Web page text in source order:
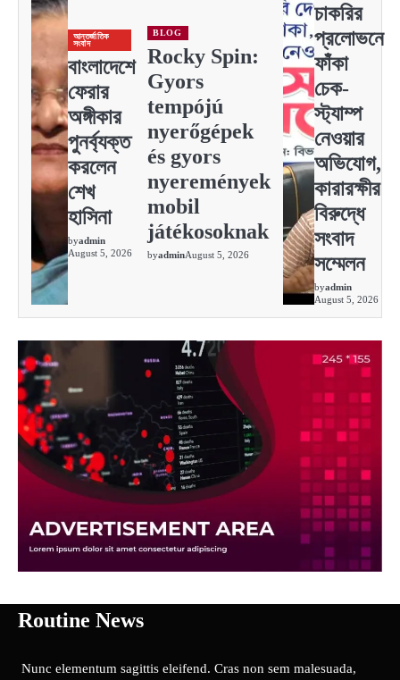
আন্তর্জাতিক
সংবাদ
বাংলাদেশে
ফেরার
অঙ্গীকার
পুনর্ব্যক্ত
করলেন
শেখ
হাসিনা
byadmin
August 5, 2026
BLOG
Rocky Spin:
Gyors
tempójú
nyerőgépek
és gyors
nyeremények
mobil
játékosoknak
byadminAugust 5, 2026
চাকরির
প্রলোভনে
ফাঁকা
চেক-
স্ট্যাম্প
নেওয়ার
অভিযোগ,
কারারক্ষীর
বিরুদ্ধে
সংবাদ
সম্মেলন
byadmin
August 5, 2026
Routine News
Nunc elementum sagittis eleifend. Cras non sem malesuada,